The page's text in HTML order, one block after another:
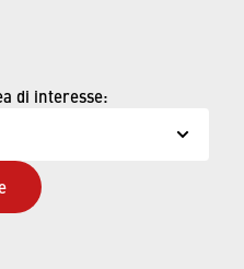
di interesse: